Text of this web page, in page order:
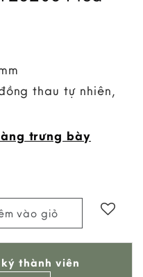
thau tự nhiên,
trưng bày
vào giỏ
thành viên